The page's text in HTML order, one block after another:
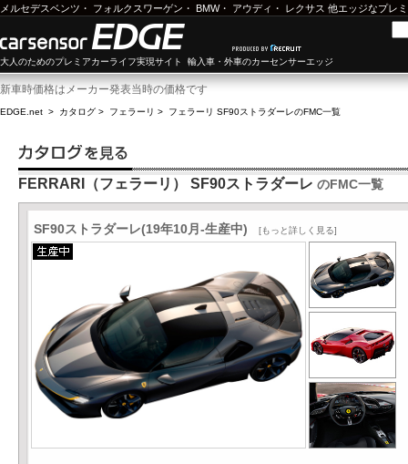
メルセデスベンツ ・ フォルクスワーゲン ・ BMW・ アウディ ・ レクサス 他エッジなプレ
大人のためのプレミアカーライフ実現サイト 輸入車・外車のカーセンサーエッジ
新車時価格はメーカー発表当時の価格です
EDGE.net > カタログ > フェラーリ > フェラーリ SF90ストラダーレのFMC一覧
FERRARI（フェラーリ） SF90ストラダーレ のFMC一覧
SF90ストラダーレ(19年10月-生産中) [もっと詳しく見る]